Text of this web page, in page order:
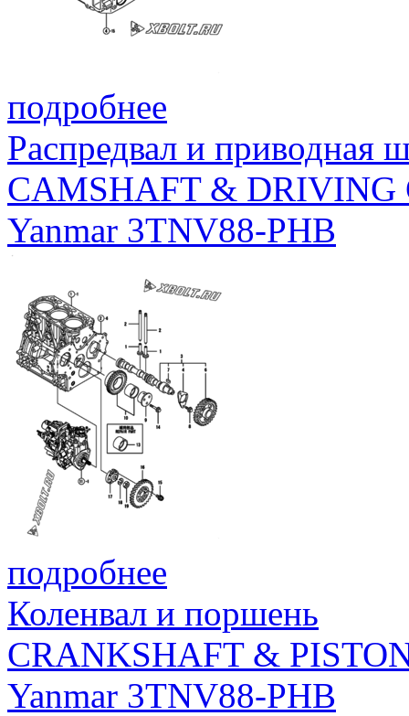
подробнее
Распредвал и приводная
CAMSHAFT & DRIVING
Yanmar 3TNV88-PHB
подробнее
Коленвал и поршень
CRANKSHAFT &
Yanmar 3TNV88-PHB